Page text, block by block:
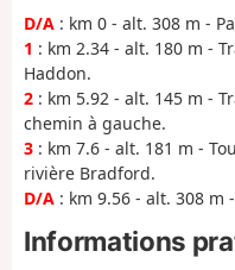
D/A : km 0 - alt. 308 m -
1 : km 2.34 - alt. 180 m -
Haddon.
2 : km 5.92 - alt. 145 m -
chemin à gauche.
3 : km 7.6 - alt. 181 m -
rivière Bradford.
D/A : km 9.56 - alt. 308 m
Informations